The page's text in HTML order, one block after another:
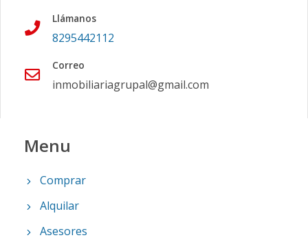
Llámanos
8295442112
Correo
inmobiliariagrupal@gmail.com
Menu
Comprar
Alquilar
Asesores